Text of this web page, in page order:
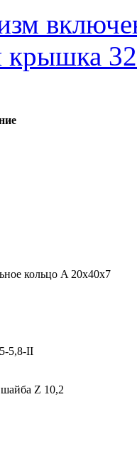
крышка
кольцо A 20x40x7
5,8-II
Z 10,2